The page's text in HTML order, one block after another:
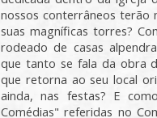
nossos conterrâneos terão
suas magníficas torres?
rodeado de casas
que tanto se fala da obra
que retorna ao seu local
ainda, nas festas? E
Comédias" referidas no